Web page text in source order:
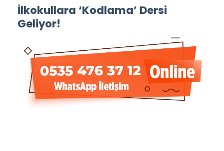
İlkokullara ‘Kodlama’ Dersi
Geliyor!